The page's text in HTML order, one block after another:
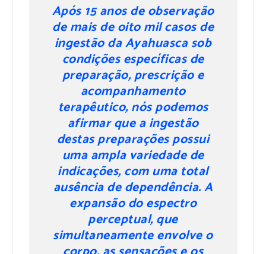
Após 15 anos de observação
de mais de oito mil casos de
ingestão da Ayahuasca sob
condições específicas de
preparação, prescrição e
acompanhamento
terapêutico, nós podemos
afirmar que a ingestão
destas preparações possui
uma ampla variedade de
indicações, com uma total
ausência de dependência. A
expansão do espectro
perceptual, que
simultaneamente envolve o